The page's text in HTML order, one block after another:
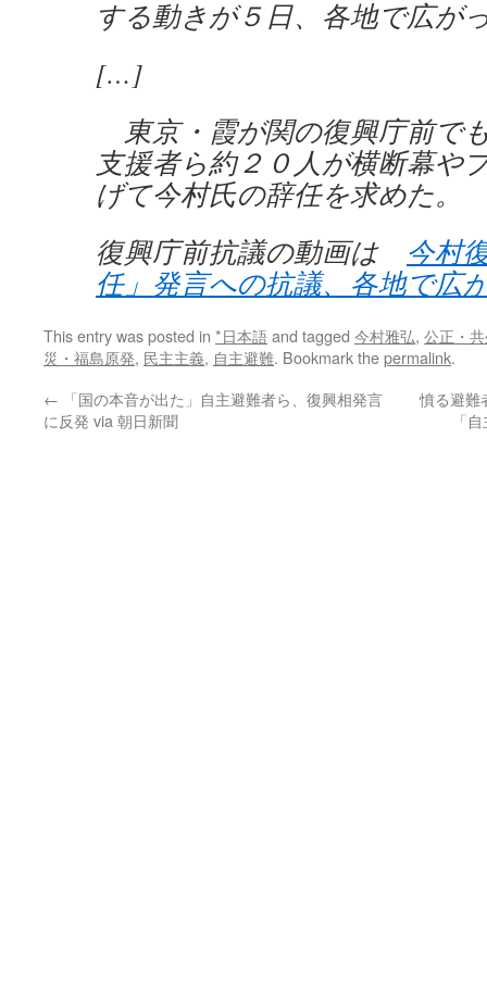
する動きが５日、各地で広が
[…]
東京・霞が関の復興庁前で
支援者ら約２０人が横断幕や
げて今村氏の辞任を求めた。
復興庁前抗議の動画は 今村
任」発言への抗議、各地で広
This entry was posted in *日本語and tagged 今村雅弘, 公正・
災・福島原発, 民主主義, 自主避難. Bookmark thepermalink.
← 「国の本音が出た」自主避難者ら、復興相発言
に反発 via 朝日新聞
憤る避
「